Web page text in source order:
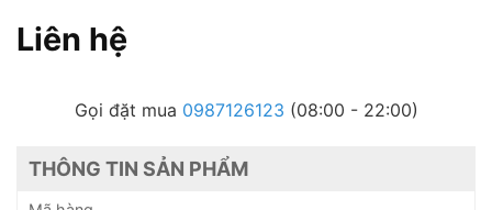
Liên hệ
Gọi đặt mua 0987126123 (08:00 - 22:00)
THÔNG TIN SẢN PHẨM